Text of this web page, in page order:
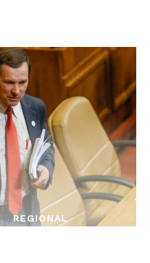
REGIONAL